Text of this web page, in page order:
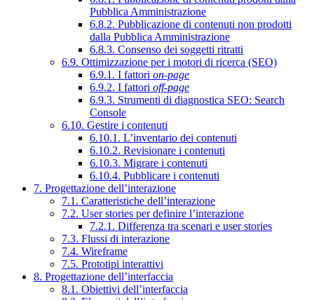
Pubblica Amministrazione
6.8.2. Pubblicazione di contenuti non prodotti
dalla Pubblica Amministrazione
6.8.3. Consenso dei soggetti ritratti
6.9. Ottimizzazione per i motori di ricerca (SEO)
6.9.1. I fattori on-page
6.9.2. I fattori off-page
6.9.3. Strumenti di diagnostica SEO: Search
Console
6.10. Gestire i contenuti
6.10.1. L’inventario dei contenuti
6.10.2. Revisionare i contenuti
6.10.3. Migrare i contenuti
6.10.4. Pubblicare i contenuti
7. Progettazione dell’interazione
7.1. Caratteristiche dell’interazione
7.2. User stories per definire l’interazione
7.2.1. Differenza tra scenari e user stories
7.3. Flussi di interazione
7.4. Wireframe
7.5. Prototipi interattivi
8. Progettazione dell’interfaccia
8.1. Obiettivi dell’interfaccia